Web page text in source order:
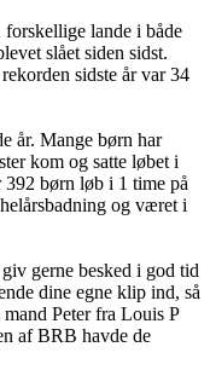
lande i både
slået siden sidst.
sidste år var 34
år. Mange børn har
kom og satte løbet i
børn løb i 1 time på
og været i
gerne besked i god tid
dine egne klip ind, så
Peter fra Louis P
af BRB havde de